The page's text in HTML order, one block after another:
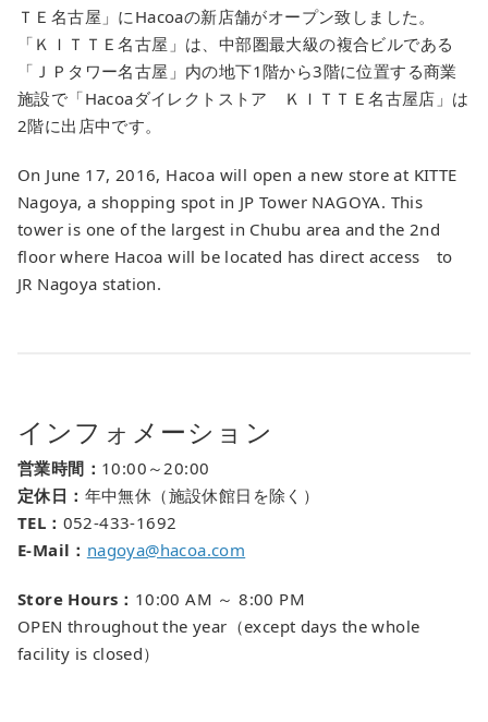
ＴＥ名古屋」にHacoaの新店舗がオープン致しました。
「ＫＩＴＴＥ名古屋」は、中部圏最大級の複合ビルである
「ＪＰタワー名古屋」内の地下1階から3階に位置する商業
施設で「Hacoaダイレクトストア ＫＩＴＴＥ名古屋店」は
2階に出店中です。
On June 17, 2016, Hacoa will open a new store at KITTE
Nagoya, a shopping spot in JP Tower NAGOYA. This
tower is one of the largest in Chubu area and the 2nd
floor where Hacoa will be located has direct access to
JR Nagoya station.
インフォメーション
営業時間： 10:00～20:00
定休日： 年中無休（施設休館日を除く）
TEL： 052-433-1692
E-Mail： nagoya@hacoa.com
Store Hours： 10:00 AM ～ 8:00 PM
OPEN throughout the year（except days the whole
facility is closed）